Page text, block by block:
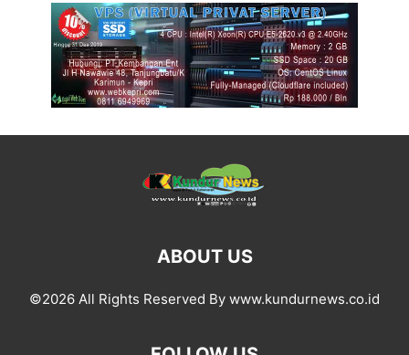
ABOUT US
©2026 All Rights Reserved By www.kundurnews.co.id